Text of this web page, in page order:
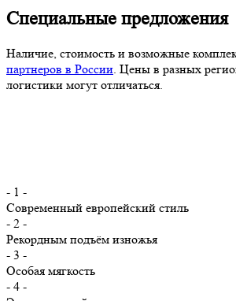
Специальные предложения
Наличие, стоимость и возможные
партнеров в России . Цены в разных
логистики могут отличаться.
- 1 -
Современный европейский стиль
- 2 -
Рекордным подъём изножья
- 3 -
Особая мягкость
- 4 -